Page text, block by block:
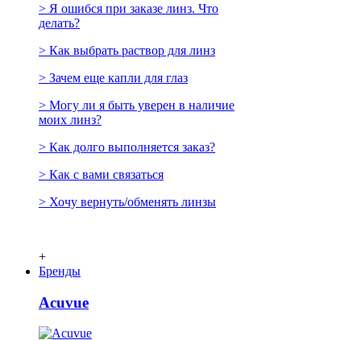
> Я ошибся при заказе линз. Что
делать?
> Как выбрать раствор для линз
> Зачем еще капли для глаз
> Могу ли я быть уверен в наличие
моих линз?
> Как долго выполняется заказ?
> Как с вами связаться
> Хочу вернуть/обменять линзы
+
Бренды
Acuvue